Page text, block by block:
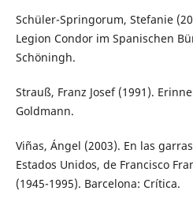
Schüler-Springorum, Stefanie
Legion Condor im Spanischen
Schöningh.
Strauß, Franz Josef (1991).
Goldmann.
Viñas, Ángel (2003). En las
Estados Unidos, de Francisco
(1945-1995). Barcelona: Crítica.